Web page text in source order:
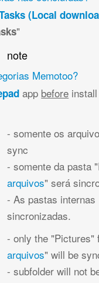
(Local
"
note
Memotoo?
app before
- somente os
sync
- somente da pasta
arquivos" será
- As pastas internas
sincronizadas.
- only the "Pictures"
arquivos" will be
- subfolder will not